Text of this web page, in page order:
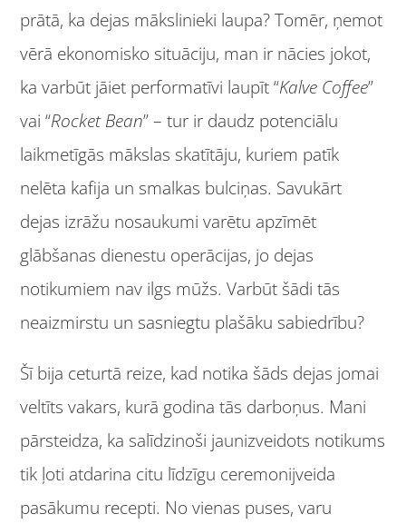
prātā, ka dejas mākslinieki laupa? Tomēr, ņemot
vērā ekonomisko situāciju, man ir nācies jokot,
ka varbūt jāiet performatīvi laupīt “Kalve Coffee”
vai “Rocket Bean” – tur ir daudz potenciālu
laikmetīgās mākslas skatītāju, kuriem patīk
nelēta kafija un smalkas bulciņas. Savukārt
dejas izrāžu nosaukumi varētu apzīmēt
glābšanas dienestu operācijas, jo dejas
notikumiem nav ilgs mūžs. Varbūt šādi tās
neaizmirstu un sasniegtu plašāku sabiedrību?
Šī bija ceturtā reize, kad notika šāds dejas jomai
veltīts vakars, kurā godina tās darboņus. Mani
pārsteidza, ka salīdzinoši jaunizveidots notikums
tik ļoti atdarina citu līdzīgu ceremonijveida
pasākumu recepti. No vienas puses, varu